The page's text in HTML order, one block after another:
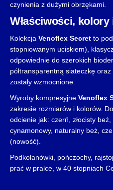
czynienia z dużymi obrzękami.
Właściwości,
Kolekcja Venoflex Secret to
stopniowanym uciskiem),
odpowiednie do szerokich
półtransparentną siateczkę oraz
zostały wzmocnione.
Wyroby kompresyjne Venoflex
zakresie rozmiarów i kolorów.
odcienie jak: czerń, złocisty
cynamonowy, naturalny beż,
(nowość).
Podkolanówki, pończochy,
prać w pralce, w 40 stopniach